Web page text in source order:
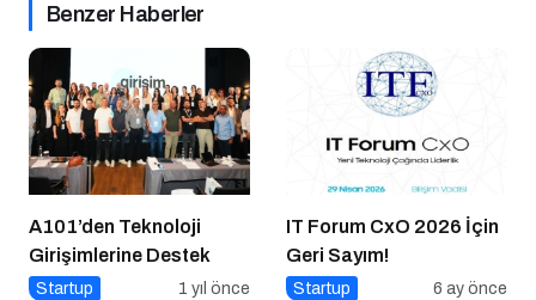
Benzer Haberler
A101’den Teknoloji
Girişimlerine Destek
Startup 1 yıl önce
IT Forum CxO 2026 İçin
Geri Sayım!
Startup 6 ay önce